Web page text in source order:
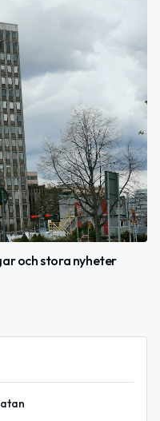
och stora nyheter